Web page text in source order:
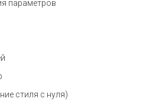
параметров
стиля с нуля)